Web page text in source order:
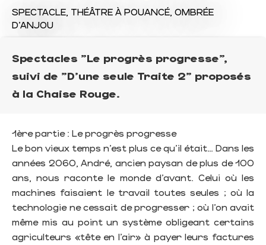
SPECTACLE, THÉÂTRE À POUANCÉ, OMBRÉE
D'ANJOU
Spectacles "Le progrès progresse",
suivi de "D'une seule Traite 2" proposés
à la Chaise Rouge.
1ère partie : Le progrès progresse
Le bon vieux temps n’est plus ce qu’il était… Dans les
années 2060, André, ancien paysan de plus de 100
ans, nous raconte le monde d’avant. Celui où les
machines faisaient le travail toutes seules ; où la
technologie ne cessait de progresser ; où l’on avait
même mis au point un système obligeant certains
agriculteurs «tête en l’air» à payer leurs factures